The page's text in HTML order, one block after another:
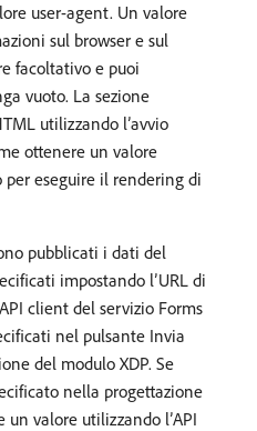
user-agent. Un valore
sul browser e sul
facoltativo e puoi
vuoto. La sezione
utilizzando l’avvio
ottenere un valore
eseguire il rendering di
pubblicati i dati del
impostando l’URL di
client del servizio Forms
nel pulsante Invia
del modulo XDP. Se
nella progettazione
valore utilizzando l’API